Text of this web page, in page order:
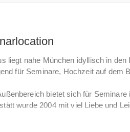
liegt nahe München idyllisch in
für Seminare, Hochzeit auf dem
bietet sich für
wurde 2004 mit viel Liebe und